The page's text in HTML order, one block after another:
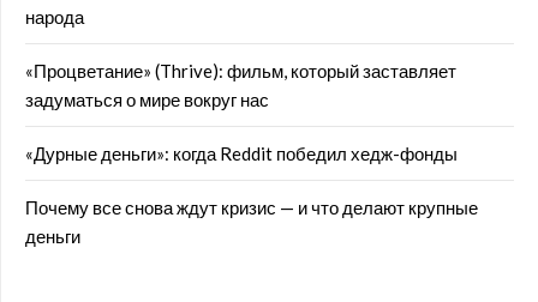
народа
«Процветание» (Thrive): фильм, который заставляет
задуматься о мире вокруг нас
«Дурные деньги»: когда Reddit победил хедж-фонды
Почему все снова ждут кризис — и что делают крупные
деньги